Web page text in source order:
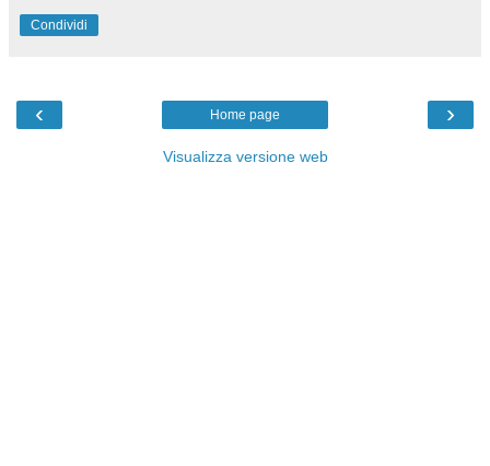
Condividi
‹ ›
Home page
Visualizza versione web